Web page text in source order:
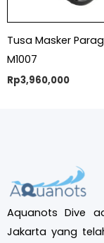
Tusa Masker
M1007
Rp3,960,000
Aquanots Dive
Jakarta yang